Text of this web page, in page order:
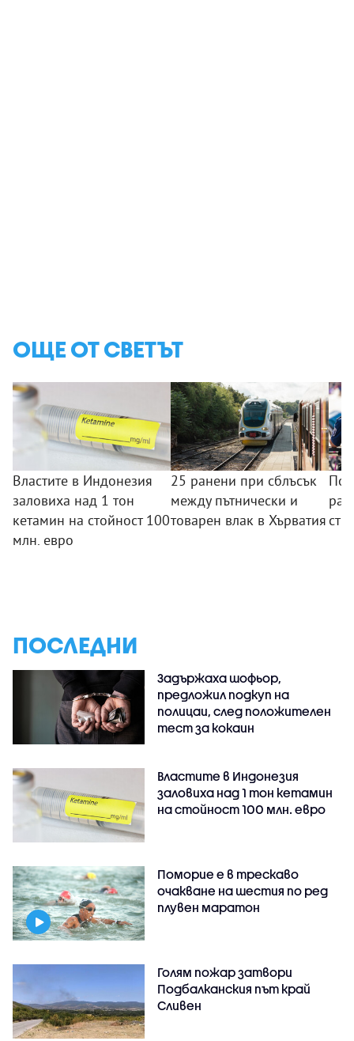
ОЩЕ ОТ СВЕТЪТ
Властите в Индонезия
заловиха над 1 тон
кетамин на стойност 100
млн. евро
25 ранени при сблъсък
между пътнически и
товарен влак в Хърватия
ПОСЛЕДНИ
Задържаха шофьор,
предложил подкуп на
полицаи, след положителен
тест за кокаин
Властите в Индонезия
заловиха над 1 тон кетамин
на стойност 100 млн. евро
Поморие е в трескаво
очакване на шестия по ред
плувен маратон
Голям пожар затвори
Подбалканския път край
Сливен